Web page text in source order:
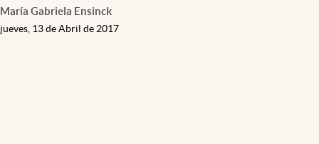
María Gabriela Ensinck
jueves, 13 de Abril de 2017